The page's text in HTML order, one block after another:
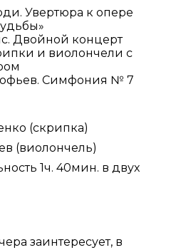
Увертюра к опере
Двойной концерт
и виолончели с
Симфония № 7
(скрипка)
(виолончель)
1ч. 40мин. в двух
заинтересует, в